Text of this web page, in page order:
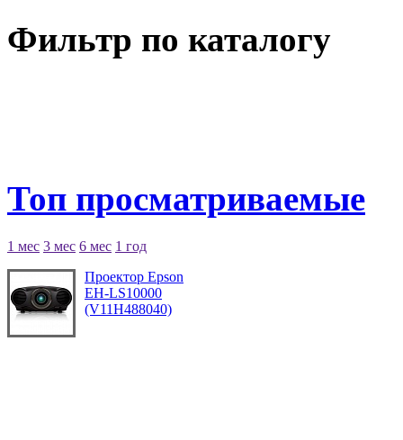
Фильтр по каталогу
Топ просматриваемые
1 мес 3 мес 6 мес 1 год
Проектор Epson
EH-LS10000
(V11H488040)